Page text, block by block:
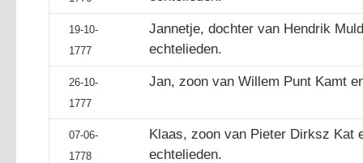
19-10-
1777
Jannetje, dochter van Hendrik
echtelieden.
26-10-
1777
Jan, zoon van Willem Punt Kamt
07-06-
1778
Klaas, zoon van Pieter Dirksz Kat
echtelieden.